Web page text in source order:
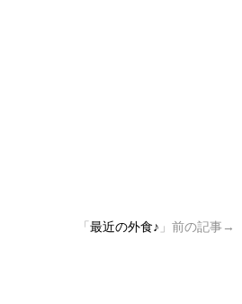
「最近の外食♪ 」前の記事→